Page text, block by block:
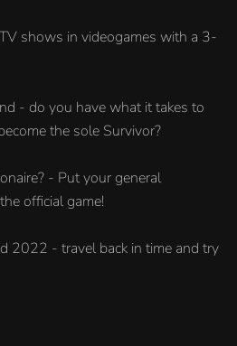
shows in videogames with a 3-
- do you have what it takes to
the sole Survivor?
- Put your general
official game!
2022 - travel back in time and try